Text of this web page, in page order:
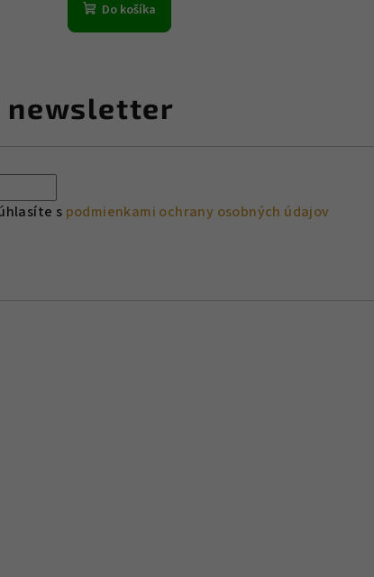
Do košíka
newsletter
s podmienkami ochrany osobných údajov